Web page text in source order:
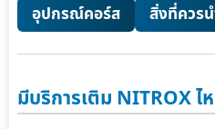
อุปกรณ์คอร์ส
สิ่งที่ควร
มีบริการเติม NITROX ไ